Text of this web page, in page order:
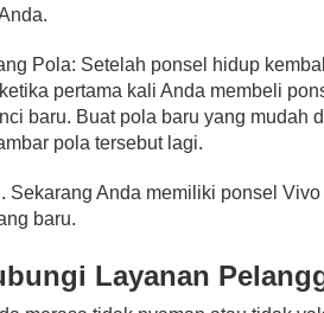
Pola: Setelah ponsel hidup
pertama kali Anda membeli
baru. Buat pola baru yang mudah
pola tersebut lagi.
Sekarang Anda memiliki ponsel
baru.
Layanan